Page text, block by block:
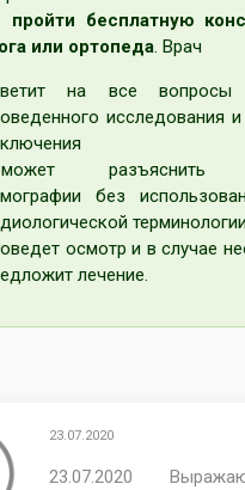
пройти бесплатную
или ортопеда. Врач
на все
исследования и
разъяснить
без
терминологии
осмотр и в случае
лечение.
23.07.2020
23.07.2020